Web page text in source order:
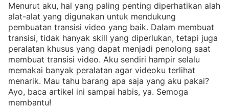
Menurut aku, hal yang paling penting diperhatikan alah
alat-alat yang digunakan untuk mendukung
pembuatan transisi video yang baik. Dalam membuat
transisi, tidak hanyak skill yang diperlukan, tetapi juga
peralatan khusus yang dapat menjadi penolong saat
membuat transisi video. Aku sendiri hampir selalu
memakai banyak peralatan agar videoku terlihat
menarik. Mau tahu barang apa saja yang aku pakai?
Ayo, baca artikel ini sampai habis, ya. Semoga
membantu!